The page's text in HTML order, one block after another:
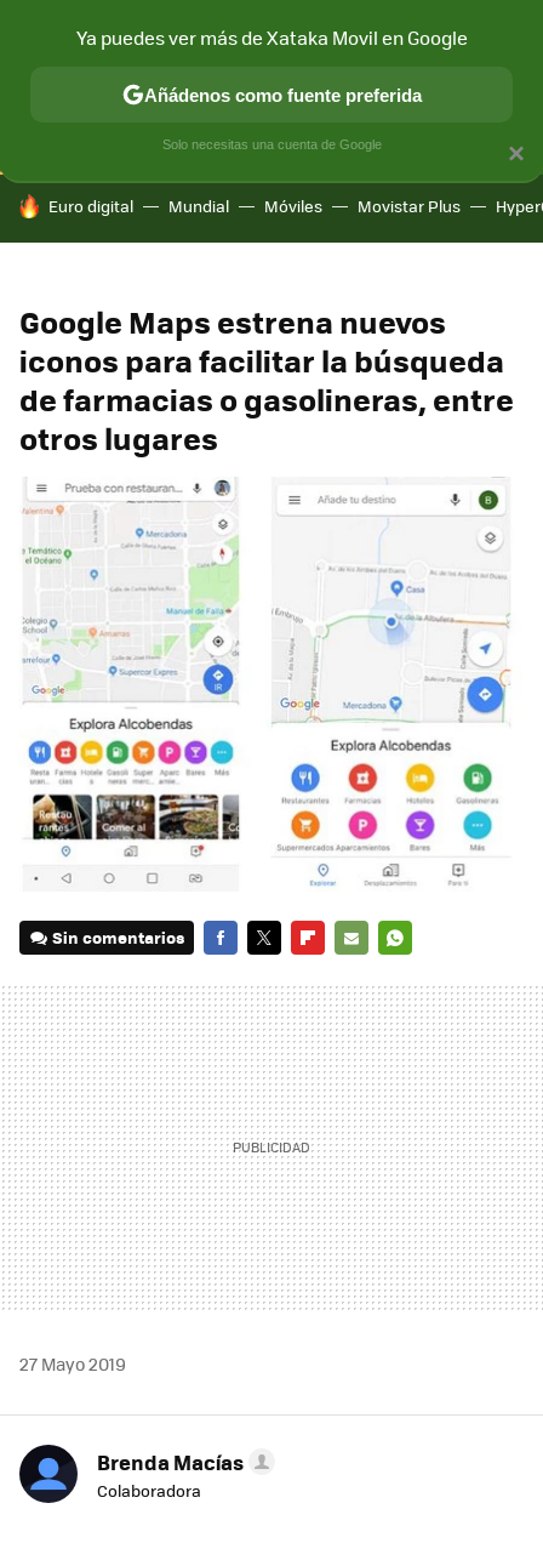
CONECTIVIDAD MÓVIL Y SOCIEDAD APLICACIONES
HOY SE HABLA DE
Euro digital Mundial Móviles Movistar Plus
Google Maps estrena nuevos
iconos para facilitar la búsqueda
de farmacias o gasolineras, entre
otros lugares
Sin comentarios
MAIL
27 Mayo 2019
Brenda Macías
Colaboradora
×
Ya puedes ver más de Xataka Movil en Google
Añádenos como fuente preferida
Solo necesitas una cuenta de Google